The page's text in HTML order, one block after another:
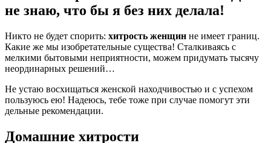
не знаю, что бы я без них делала!
Никто не будет спорить: хитрость женщин не имеет границ.
Какие же мы изобретательные существа! Сталкиваясь с
мелкими бытовыми неприятности, можем придумать тысячу
неординарных решений…
Не устаю восхищаться женской находчивостью и с успехом
пользуюсь ею! Надеюсь, тебе тоже при случае помогут эти
дельные рекомендации.
Домашние хитрости